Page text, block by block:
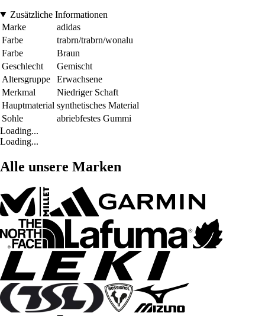
Zusätzliche Informationen
Marke
adidas
Farbe
trabrn/trabrn/wonalu
Farbe
Braun
Geschlecht
Gemischt
Altersgruppe
Erwachsene
Merkmal
Niedriger Schaft
Hauptmaterial synthetisches Material
Sohle
abriebfestes Gummi
Loading...
Loading...
Alle unsere Marken